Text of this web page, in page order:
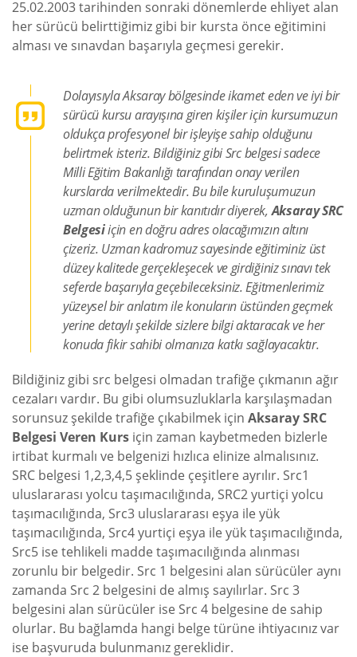
25.02.2003 tarihinden sonraki dönemlerde ehliyet alan
her sürücü belirttiğimiz gibi bir kursta önce eğitimini
alması ve sınavdan başarıyla geçmesi gerekir.
Dolayısıyla Aksaray bölgesinde ikamet eden ve iyi bir
sürücü kursu arayışına giren kişiler için kursumuzun
oldukça profesyonel bir işleyişe sahip olduğunu
belirtmek isteriz. Bildiğiniz gibi Src belgesi sadece
Milli Eğitim Bakanlığı tarafından onay verilen
kurslarda verilmektedir. Bu bile kuruluşumuzun
uzman olduğunun bir kanıtıdır diyerek,Aksaray SRC
Belgesiiçin en doğru adres olacağımızın altını
çizeriz. Uzman kadromuz sayesinde eğitiminiz üst
düzey kalitede gerçekleşecek ve girdiğiniz sınavı tek
seferde başarıyla geçebileceksiniz. Eğitmenlerimiz
yüzeysel bir anlatım ile konuların üstünden geçmek
yerine detaylı şekilde sizlere bilgi aktaracak ve her
konuda fikir sahibi olmanıza katkı sağlayacaktır.
Bildiğiniz gibi src belgesi olmadan trafiğe çıkmanın ağır
cezaları vardır. Bu gibi olumsuzluklarla karşılaşmadan
sorunsuz şekilde trafiğe çıkabilmek için Aksaray SRC
Belgesi Veren Kurs için zaman kaybetmeden bizlerle
irtibat kurmalı ve belgenizi hızlıca elinize almalısınız.
SRC belgesi 1,2,3,4,5 şeklinde çeşitlere ayrılır. Src1
uluslararası yolcu taşımacılığında, SRC2 yurtiçi yolcu
taşımacılığında, Src3 uluslararası eşya ile yük
taşımacılığında, Src4 yurtiçi eşya ile yük taşımacılığında,
Src5 ise tehlikeli madde taşımacılığında alınması
zorunlu bir belgedir. Src 1 belgesini alan sürücüler aynı
zamanda Src 2 belgesini de almış sayılırlar. Src 3
belgesini alan sürücüler ise Src 4 belgesine de sahip
olurlar. Bu bağlamda hangi belge türüne ihtiyacınız var
ise başvuruda bulunmanız gereklidir.